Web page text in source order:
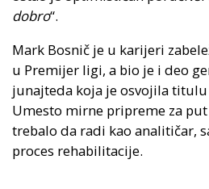
dobro“.
Mark Bosnič je u karijeri
u Premijer ligi, a bio je i deo
junajteda koja je osvojila
Umesto mirne pripreme za
trebalo da radi kao analitičar,
proces rehabilitacije.